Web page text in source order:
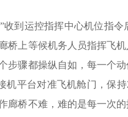
收到运控指挥中心机位指
桥上等候机务人员指挥飞
步骤都操纵自如，每一个
平台对准飞机舱门，保
廊桥不难，难的是每一次